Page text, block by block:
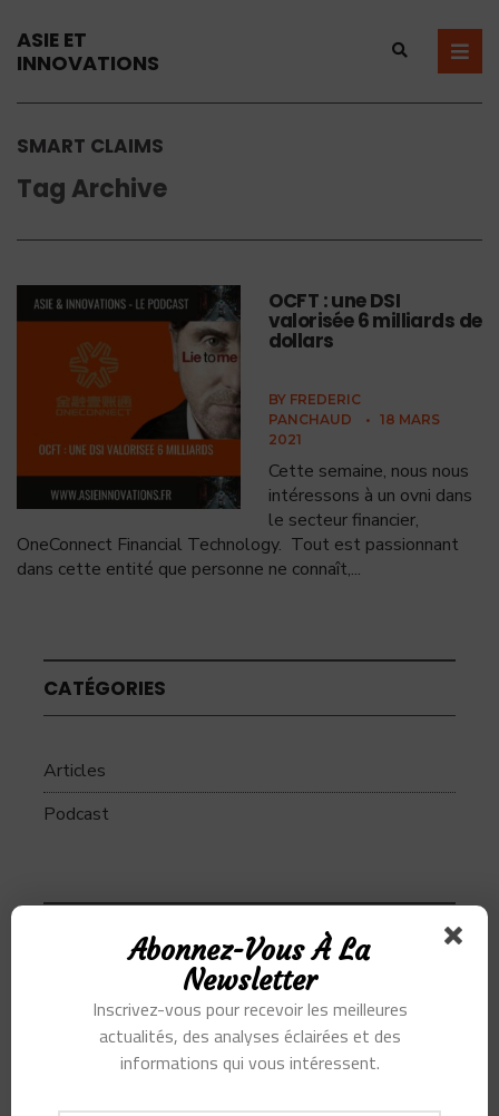
ASIE ET
INNOVATIONS
SMART CLAIMS
Tag Archive
OCFT : une DSI
valorisée 6 milliards de
dollars
BY FREDERIC
PANCHAUD
• 18 MARS
2021
Cette semaine, nous nous
intéressons à un ovni dans
le secteur financier,
OneConnect Financial Technology. Tout est passionnant
dans cette entité que personne ne connaît,...
CATÉGORIES
Articles
Podcast
Alibaba Alihealth Alipay ant
Ant Group
Assurance Banque BATX
Blockchain
Abonnez-Vous À La
Newsletter
Inscrivez-vous pour recevoir les meilleures
actualités, des analyses éclairées et des
informations qui vous intéressent.